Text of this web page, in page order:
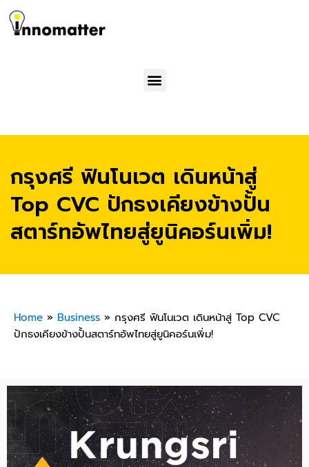
Menu
กรุงศรี ฟินโนเวต เดินหน้าสู่
Top CVC ปักธงเคียงข้างปั้น
สตาร์ทอัพไทยสู่ยูนิคอร์นเพิ่ม!
Home » Business » กรุงศรี ฟินโนเวต เดินหน้าสู่ Top CVC
ปักธงเคียงข้างปั้นสตาร์ทอัพไทยสู่ยูนิคอร์นเพิ่ม!